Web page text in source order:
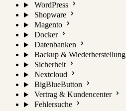
WordPress
Shopware
Magento
Docker
Datenbanken
Backup & Wiederherstellung
Sicherheit
Nextcloud
BigBlueButton
Vertrag & Kundencenter
Fehlersuche